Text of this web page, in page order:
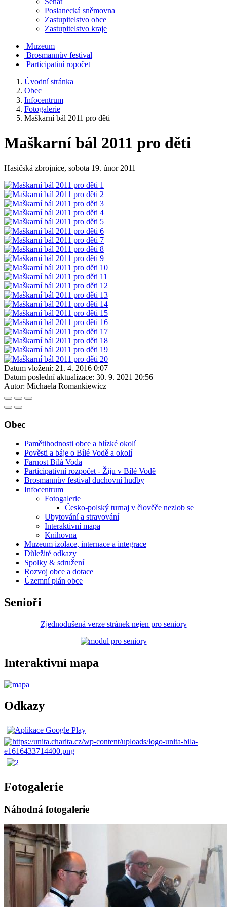
Poslanecká sněmovna
Zastupitelstvo obce
Zastupitelstvo kraje
Muzeum
Brosmannův festival
Participatiní ropočet
Úvodní stránka
Obec
Infocentrum
Fotogalerie
Maškarní bál 2011 pro děti
Maškarní bál 2011 pro děti
Hasičská zbrojnice, sobota 19. únor 2011
Datum vložení: 21. 4. 2016 0:07
Datum poslední aktualizace: 30. 9. 2021 20:56
Autor: Michaela Romankiewicz
Obec
Pamětihodnosti obce a blízké okolí
Pověsti a báje o Bílé Vodě a okolí
Farnost Bílá Voda
Participativní rozpočet - Žiju v Bílé Vodě
Brosmannův festival duchovní hudby
Infocentrum
Fotogalerie
Česko-polský turnaj v člověče nezlob se
Ubytování a stravování
Interaktivní mapa
Knihovna
Muzeum izolace, internace a integrace
Důležité odkazy
Spolky & sdružení
Rozvoj obce a dotace
Územní plán obce
Senioři
Zjednodušená verze stránek nejen pro seniory
Interaktivní mapa
Odkazy
Fotogalerie
Náhodná fotogalerie